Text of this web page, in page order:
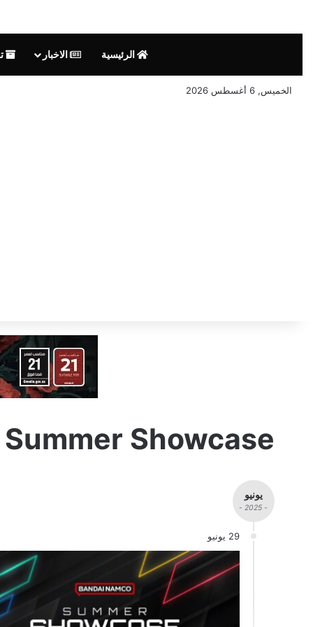
الرئيسية الاخبار
الخميس, 6 أغسطس 2026
Showcase
يونيو
- 2025 -
29 يونيو